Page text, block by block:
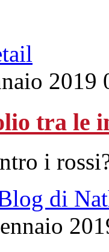
2019
tra le
i
di